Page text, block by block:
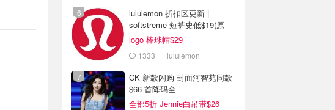
lululemon 折扣区更新 |
softstreme 短裤史低$19(原
$88)
logo 棒球帽$29
1333 lululemon
CK 新款闪购 封面河智苑同款
$66 首降码全
全部5折 Jennie白吊带$26